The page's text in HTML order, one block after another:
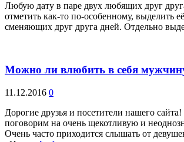
Любую дату в паре двух любящих друг
отметить как-то по-особенному, выделить
сменяющих друг друга дней. Отдельно
Можно ли влюбить в себя
11.12.2016 0
Дорогие друзья и посетители нашего
поговорим на очень щекотливую и
Очень часто приходится слышать от